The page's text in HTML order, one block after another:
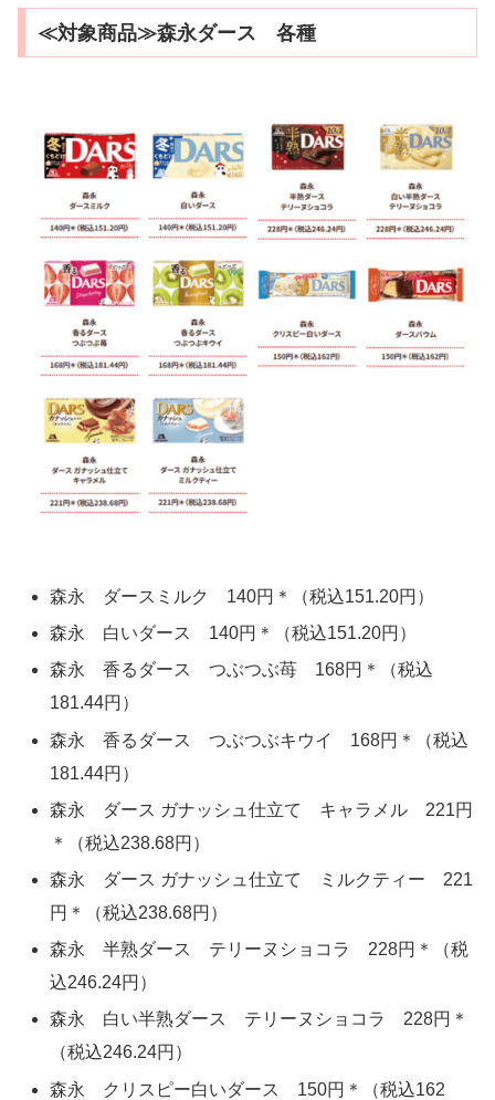
≪対象商品≫森永ダース 各種
森永 ダースミルク 140円＊（税込151.20円）
森永 白いダース 140円＊（税込151.20円）
森永 香るダース つぶつぶ苺 168円＊（税込
181.44円）
森永 香るダース つぶつぶキウイ 168円＊（税込
181.44円）
森永 ダース ガナッシュ仕立て キャラメル 221円
＊（税込238.68円）
森永 ダース ガナッシュ仕立て ミルクティー 221
円＊（税込238.68円）
森永 半熟ダース テリーヌショコラ 228円＊（税
込246.24円）
森永 白い半熟ダース テリーヌショコラ 228円＊
（税込246.24円）
森永 クリスピー白いダース 150円＊（税込162